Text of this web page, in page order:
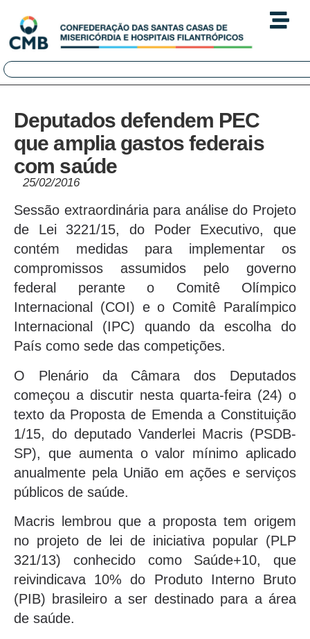
Deputados defendem PEC
que amplia gastos federais
com saúde
25/02/2016
Sessão extraordinária para análise do Projeto
de Lei 3221/15, do Poder Executivo, que
contém medidas para implementar os
compromissos assumidos pelo governo
federal perante o Comitê Olímpico
Internacional (COI) e o Comitê Paralímpico
Internacional (IPC) quando da escolha do
País como sede das competições.
O Plenário da Câmara dos Deputados
começou a discutir nesta quarta-feira (24) o
texto da Proposta de Emenda a Constituição
1/15, do deputado Vanderlei Macris (PSDB-
SP), que aumenta o valor mínimo aplicado
anualmente pela União em ações e serviços
públicos de saúde.
Macris lembrou que a proposta tem origem
no projeto de lei de iniciativa popular (PLP
321/13) conhecido como Saúde+10, que
reivindicava 10% do Produto Interno Bruto
(PIB) brasileiro a ser destinado para a área
de saúde.